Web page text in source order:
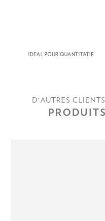
IDEAL POUR QUANTITATIF
D'AUTRES